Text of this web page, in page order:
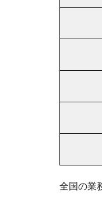
全国の業